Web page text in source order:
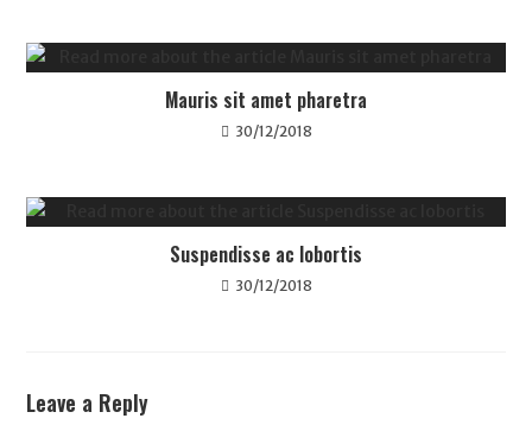
Mauris sit amet pharetra
30/12/2018
Suspendisse ac lobortis
30/12/2018
Leave a Reply